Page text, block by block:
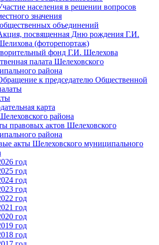
населения в решении вопросов
значения
объединений
посвященная Дню рождения Г.И.
(фоторепортаж)
фонд Г.И. Шелехова
палата Шелеховского
района
к председателю Общественной
карта
района
правовых актов Шелеховского
района
акты Шелеховского муниципального
год
год
год
год
год
год
год
год
год